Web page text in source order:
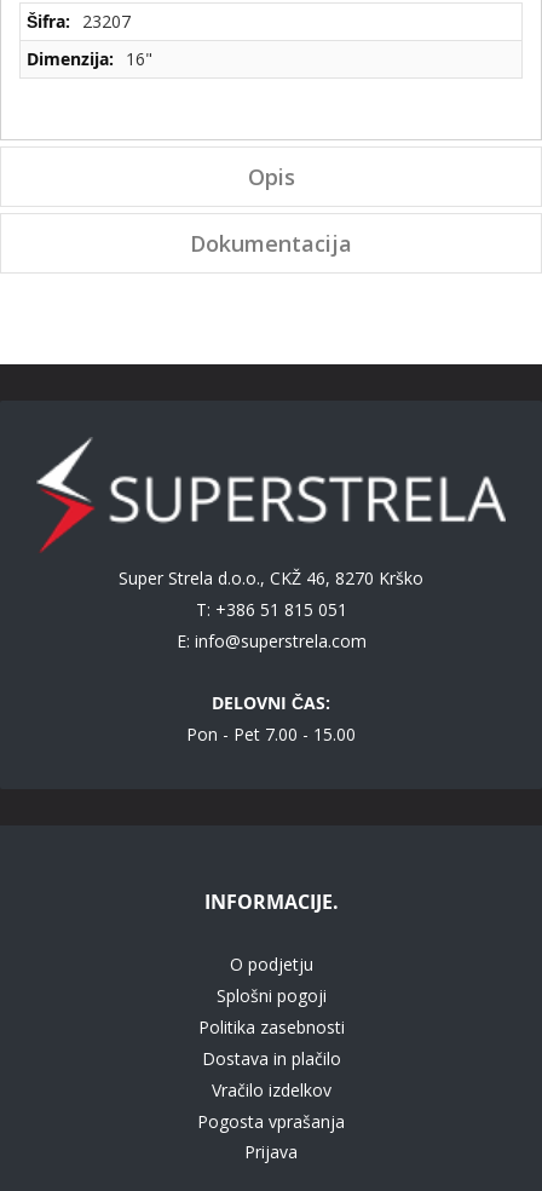
Tehnične
specifikacije
23207
16"
Opis
Dokumentacija
Super Strela d.o.o., CKŽ 46, 8270 Krško
T: +386 51 815 051
E: info@superstrela.com
DELOVNI ČAS:
Pon - Pet 7.00 - 15.00
INFORMACIJE.
O podjetju
Splošni pogoji
Politika zasebnosti
Dostava in plačilo
Vračilo izdelkov
Pogosta vprašanja
Prijava